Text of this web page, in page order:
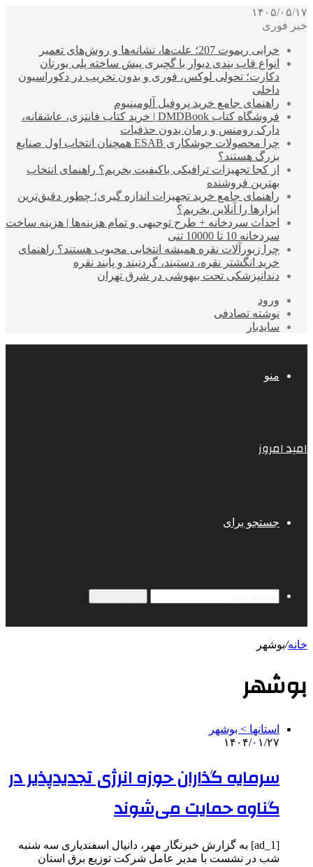
۱۴۰۵/۰۵/۱۷
خبر فوری
خرابی ریموت 207؛ علت‌ها، نشانه‌ها و روش‌های تعمیر
انواع قاب بندی دیوار با گچبری پیش ساخته پلی یورتان
دکارت؛ تحولی لوکس، فوری و بدون تخریب در دکوراسیون
داخلی
راهنمای جامع خرید پروفیل آلومینیوم
فروشگاه کتاب DMDBook | خرید کتاب فانتزی، عاشقانه،
دارک رومنس و رمان بدون حذفیات
چرا محصولات جوشکاری ESAB همچنان انتخاب اول صنایع
بزرگ هستند؟
از کجا تجهیزات ترافیکی باکیفیت بخریم؟ راهنمای انتخاب
بهترین فروشنده
راهنمای جامع خرید تجهیزات اندازه گیری؛ چطور دقیق‌ترین
ابزارها را آنلاین بخریم؟
احداث سردخانه + طرح توجیهی و تمام هزینه‌ها | هزینه ساخت
سردخانه 10 تا 10000 تنی
چرا زیورآلات نقره همیشه انتخابی محبوب هستند؟ راهنمای
خرید انگشتر نقره، دستبند، گردنبند و پابند نقره
دندانپزشکی تحت بیهوشی در شرق تهران
ورود
نوشته تصادفی
سایدبار
منو
امید امروز
جستجو برای
خانه/بوشهر
بوشهر
استانها > بوشهر
۱۴۰۴/۰۱/۲۷
سرمایه گذاران حوزه انرژی تجدیدپذیر در
گناوه حمایت می‌شوند
[ad_1] به گزارش خبرنگار مهر، دانیال اسفندیاری سه شنبه
شب در نشست با مدیر عامل شرکت توزیع برق استان